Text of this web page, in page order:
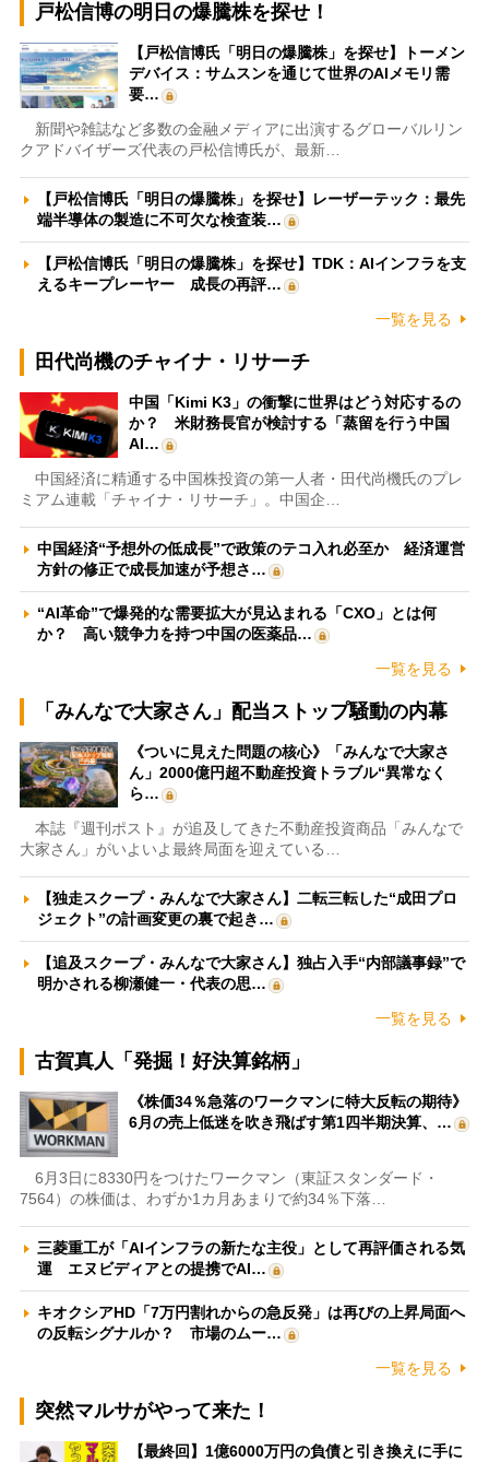
戸松信博の明日の爆騰株を探せ！
【戸松信博氏「明日の爆騰株」を探せ】トーメン
デバイス：サムスンを通じて世界のAIメモリ需
要…
新聞や雑誌など多数の金融メディアに出演するグローバルリン
クアドバイザーズ代表の戸松信博氏が、最新…
【戸松信博氏「明日の爆騰株」を探せ】レーザーテック：最先
端半導体の製造に不可欠な検査装…
【戸松信博氏「明日の爆騰株」を探せ】TDK：AIインフラを支
えるキープレーヤー 成長の再評…
一覧を見る
田代尚機のチャイナ・リサーチ
中国「Kimi K3」の衝撃に世界はどう対応するの
か？ 米財務長官が検討する「蒸留を行う中国
AI…
中国経済に精通する中国株投資の第一人者・田代尚機氏のプレ
ミアム連載「チャイナ・リサーチ」。中国企…
中国経済“予想外の低成長”で政策のテコ入れ必至か 経済運営
方針の修正で成長加速が予想さ…
“AI革命”で爆発的な需要拡大が見込まれる「CXO」とは何
か？ 高い競争力を持つ中国の医薬品…
一覧を見る
「みんなで大家さん」配当ストップ騒動の内幕
《ついに見えた問題の核心》「みんなで大家さ
ん」2000億円超不動産投資トラブル“異常なく
ら…
本誌『週刊ポスト』が追及してきた不動産投資商品「みんなで
大家さん」がいよいよ最終局面を迎えている…
【独走スクープ・みんなで大家さん】二転三転した“成田プロ
ジェクト”の計画変更の裏で起き…
【追及スクープ・みんなで大家さん】独占入手“内部議事録”で
明かされる柳瀬健一・代表の思…
一覧を見る
古賀真人「発掘！好決算銘柄」
《株価34％急落のワークマンに特大反転の期待》
6月の売上低迷を吹き飛ばす第1四半期決算、…
6月3日に8330円をつけたワークマン（東証スタンダード・
7564）の株価は、わずか1カ月あまりで約34％下落…
三菱重工が「AIインフラの新たな主役」として再評価される気
運 エヌビディアとの提携でAI…
キオクシアHD「7万円割れからの急反発」は再びの上昇局面へ
の反転シグナルか？ 市場のムー…
一覧を見る
突然マルサがやって来た！
【最終回】1億6000万円の負債と引き換えに手に